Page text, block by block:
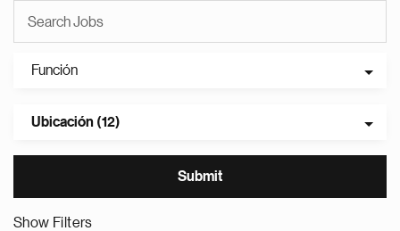
Función
Ubicación (12)
Show Filters